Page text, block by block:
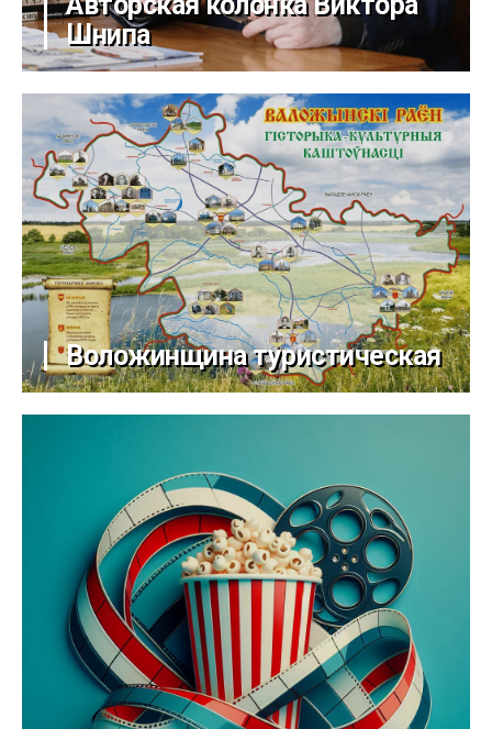
Шнипа
Воложинщина туристическая